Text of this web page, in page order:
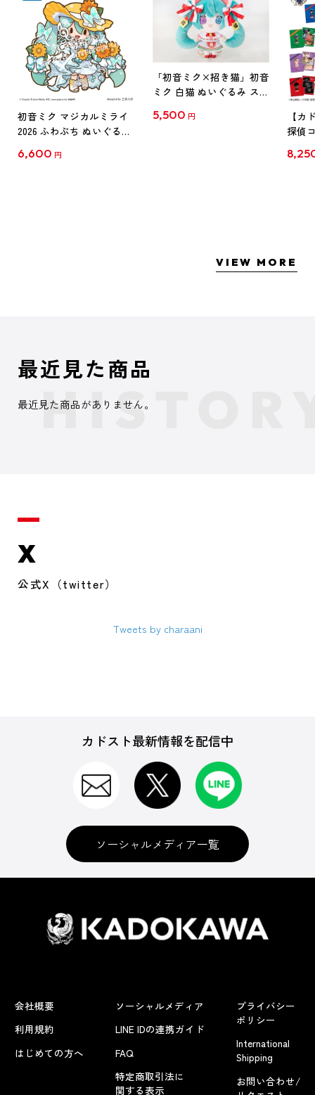
初音ミク マジカルミライ
2026 ふわぷち ぬいぐるみ
6,600 円
「初音ミク×招き猫」初音
ミク 白猫 ぬいぐるみ スタ
5,500 円
【カ
探偵
クリ
VIEW MORE
最近見た商品
最近見た商品がありません。
X
公式X（twitter）
Tweets by charaani
カドスト最新情報を配信中
ソーシャルメディア一覧
会社概要
利用規約
はじめての方へ
ソーシャルメディア
LINE IDの連携ガイド
FAQ
特定商取引法に
関する表示
プライバシー
ポリシー
International
Shipping
お問い合わせ/